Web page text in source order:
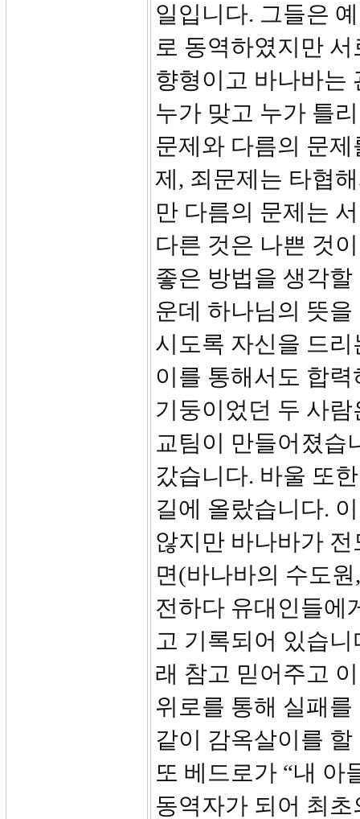
일입니다. 그들은
로 동역하였지만
향형이고 바나바는
누가 맞고 누가 틀
문제와 다름의 문
제, 죄문제는 타협
만 다름의 문제는
다른 것은 나쁜 것
좋은 방법을 생각
운데 하나님의 뜻
시도록 자신을 드
이를 통해서도 합
기둥이었던 두 사
교팀이 만들어졌습
갔습니다. 바울 또
길에 올랐습니다.
않지만 바나바가
면(바나바의 수도
전하다 유대인들에
고 기록되어 있습
래 참고 믿어주고
위로를 통해 실패
같이 감옥살이를
또 베드로가 “내 아
동역자가 되어 최